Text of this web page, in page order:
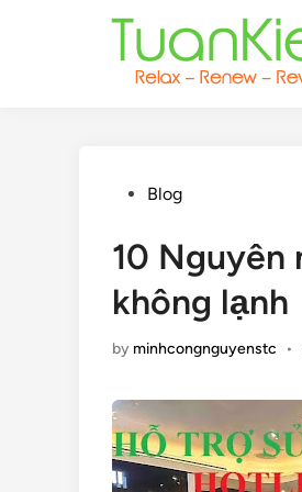
PostedBlog
10 Nguyên
không lạnh
by minhcongnguyenstc •